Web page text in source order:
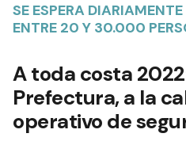
SE ESPERA
ENTRE 20 Y 30.000
A toda costa
Prefectura, a la
operativo de